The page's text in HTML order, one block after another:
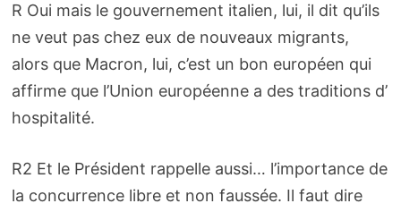
R Oui mais le gouvernement italien, lui, il dit qu’ils
ne veut pas chez eux de nouveaux migrants,
alors que Macron, lui, c’est un bon européen qui
affirme que l’Union européenne a des traditions d’
hospitalité.
R2 Et le Président rappelle aussi… l’importance de
la concurrence libre et non faussée. Il faut dire